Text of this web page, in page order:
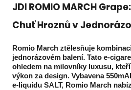
JDI ROMIO MARCH
Chuť Hroznů v
Romio March ztělesňuje
jednorázovém balení. Tato e-
ohledem na milovníky luxusu,
výkon za design. Vybavena
e-liquidu SALT, Romio March